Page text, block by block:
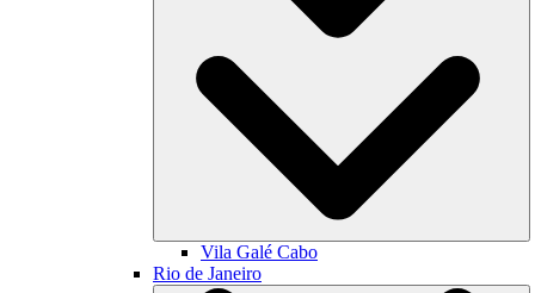
Vila Galé Cabo
Rio de Janeiro